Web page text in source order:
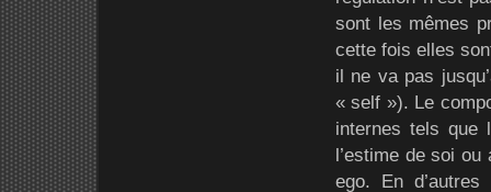
sont les mêmes
cette fois elles
il ne va pas
« self »). Le
internes tels que
l’estime de soi
ego. En